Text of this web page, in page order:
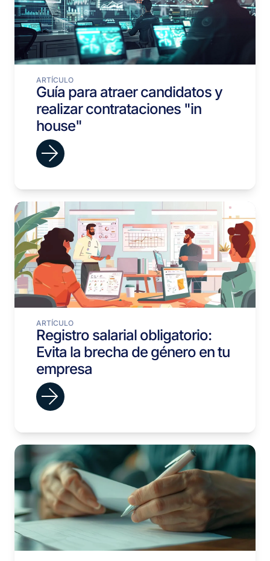
ARTÍCULO
Guía para atraer candidatos y
realizar contrataciones "in
house"
ARTÍCULO
Registro salarial obligatorio:
Evita la brecha de género en tu
empresa